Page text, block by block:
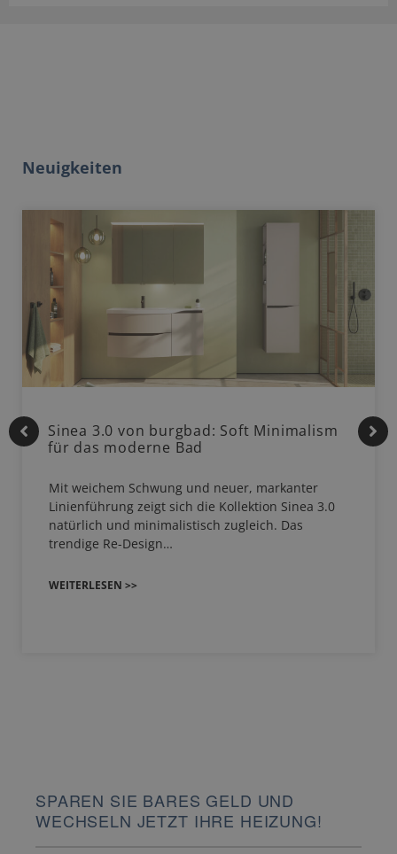
Neuigkeiten
Sinea 3.0 von burgbad: Soft Minimalism
für das moderne Bad
Mit weichem Schwung und neuer, markanter
Linienführung zeigt sich die Kollektion Sinea 3.0
natürlich und minimalistisch zugleich. Das
trendige Re-Design…
WEITERLESEN >>
SPAREN SIE BARES GELD UND
WECHSELN JETZT IHRE HEIZUNG!